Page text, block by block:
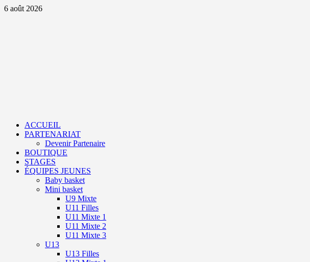
Aller
6 août 2026
ACCUEIL
PARTENARIAT
Devenir Partenaire
BOUTIQUE
STAGES
ÉQUIPES JEUNES
Baby basket
Mini basket
U9 Mixte
U11 Filles
U11 Mixte 1
U11 Mixte 2
U11 Mixte 3
U13
U13 Filles